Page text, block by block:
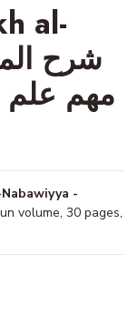
al-
مهم علم
-